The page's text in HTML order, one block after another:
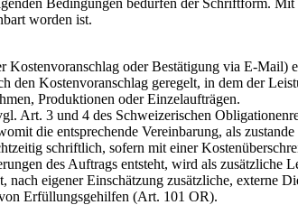
worden ist.
oder Bestätigung via E-Mail)
Kostenvoranschlag geregelt, in dem der
Produktionen oder Einzelaufträgen.
Art. 3 und 4 des Schweizerischen
die entsprechende Vereinbarung, als
schriftlich, sofern mit einer
des Auftrags entsteht, wird als zusätzliche
eigener Einschätzung zusätzliche, externe
Erfüllungsgehilfen (Art. 101 OR).